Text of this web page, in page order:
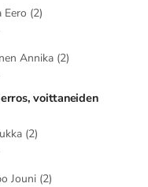
(2)
Annika (2)
voittaneiden
(2)
Jouni (2)